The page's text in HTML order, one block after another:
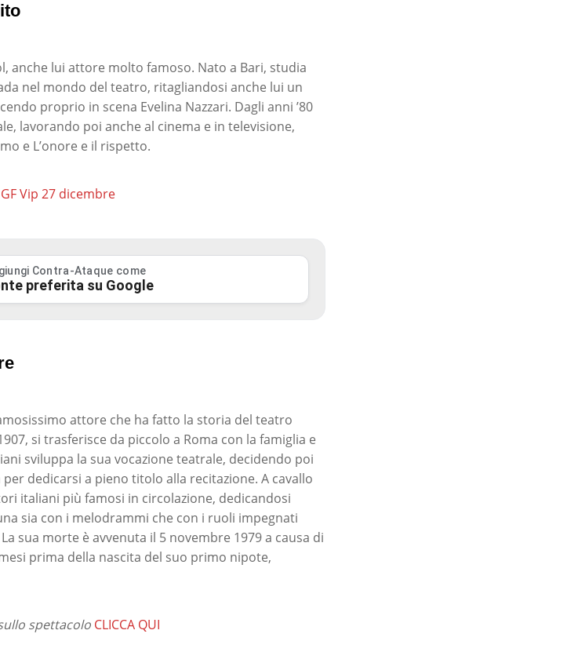
anche lui attore molto famoso. Nato a Bari, studia
nel mondo del teatro, ritagliandosi anche lui un
proprio in scena Evelina Nazzari. Dagli anni ’80
lavorando poi anche al cinema e in televisione,
e L’onore e il rispetto.
Vip 27 dicembre
Contra-Ataque come
preferita su Google
attore che ha fatto la storia del teatro
si trasferisce da piccolo a Roma con la famiglia e
sviluppa la sua vocazione teatrale, decidendo poi
dedicarsi a pieno titolo alla recitazione. A cavallo
italiani più famosi in circolazione, dedicandosi
sia con i melodrammi che con i ruoli impegnati
sua morte è avvenuta il 5 novembre 1979 a causa di
prima della nascita del suo primo nipote,
spettacolo CLICCA QUI